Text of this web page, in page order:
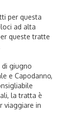
per questa
ad alta
queste tratte
di giugno
e Capodanno,
la tratta è
viaggiare in